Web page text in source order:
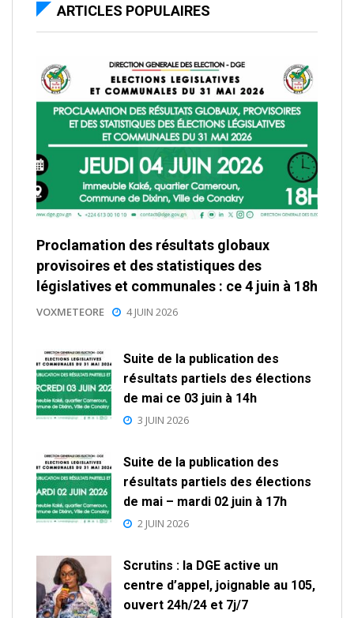
ARTICLES POPULAIRES
Proclamation des résultats globaux
provisoires et des statistiques des
législatives et communales : ce 4 juin à 18h
VOXMETEORE 4 JUIN 2026
Suite de la publication des
résultats partiels des élections
de mai ce 03 juin à 14h
3 JUIN 2026
Suite de la publication des
résultats partiels des élections
de mai – mardi 02 juin à 17h
2 JUIN 2026
Scrutins : la DGE active un
centre d’appel, joignable au 105,
ouvert 24h/24 et 7j/7